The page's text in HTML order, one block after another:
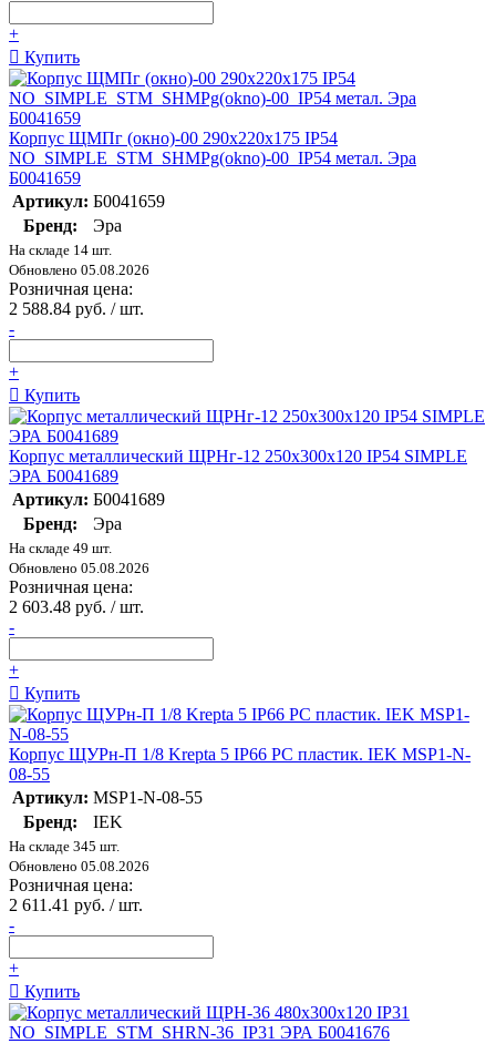
+
Купить
Корпус ЩМПг (окно)-00 290х220х175 IP54
NO_SIMPLE_STM_SHMPg(okno)-00_IP54 метал. Эра
Б0041659
Артикул: Б0041659
Бренд:
Эра
На складе 14 шт.
Обновлено 05.08.2026
Розничная цена:
2 588.84 руб. / шт.
-
+
Купить
Корпус металлический ЩРНг-12 250х300х120 IP54 SIMPLE
ЭРА Б0041689
Артикул: Б0041689
Бренд:
Эра
На складе 49 шт.
Обновлено 05.08.2026
Розничная цена:
2 603.48 руб. / шт.
-
+
Купить
Корпус ЩУРн-П 1/8 Krepta 5 IP66 PC пластик. IEK MSP1-N-
08-55
Артикул: MSP1-N-08-55
Бренд:
IEK
На складе 345 шт.
Обновлено 05.08.2026
Розничная цена:
2 611.41 руб. / шт.
-
+
Купить